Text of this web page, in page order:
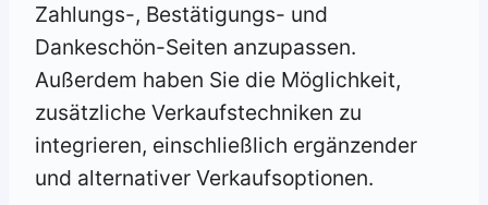
Zahlungs-, Bestätigungs- und
Dankeschön-Seiten anzupassen.
Außerdem haben Sie die Möglichkeit,
zusätzliche Verkaufstechniken zu
integrieren, einschließlich ergänzender
und alternativer Verkaufsoptionen.